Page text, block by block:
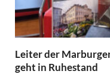
Leiter der
geht in Ruhestand